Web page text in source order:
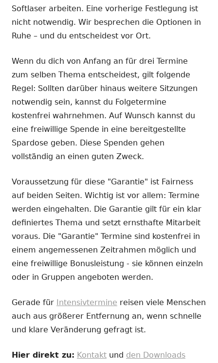
Softlaser arbeiten. Eine vorherige Festlegung ist
nicht notwendig. Wir besprechen die Optionen in
Ruhe – und du entscheidest vor Ort.
Wenn du dich von Anfang an für drei Termine
zum selben Thema entscheidest, gilt folgende
Regel: Sollten darüber hinaus weitere Sitzungen
notwendig sein, kannst du Folgetermine
kostenfrei wahrnehmen. Auf Wunsch kannst du
eine freiwillige Spende in eine bereitgestellte
Spardose geben. Diese Spenden gehen
vollständig an einen guten Zweck.
Voraussetzung für diese "Garantie" ist Fairness
auf beiden Seiten. Wichtig ist vor allem: Termine
werden eingehalten. Die Garantie gilt für ein klar
definiertes Thema und setzt ernsthafte Mitarbeit
voraus. Die "Garantie" Termine sind kostenfrei in
einem angemessenen Zeitrahmen möglich und
eine freiwillige Bonusleistung - sie können einzeln
oder in Gruppen angeboten werden.
Gerade für Intensivtermine reisen viele Menschen
auch aus größerer Entfernung an, wenn schnelle
und klare Veränderung gefragt ist.
Hier direkt zu: Kontakt und den Downloads